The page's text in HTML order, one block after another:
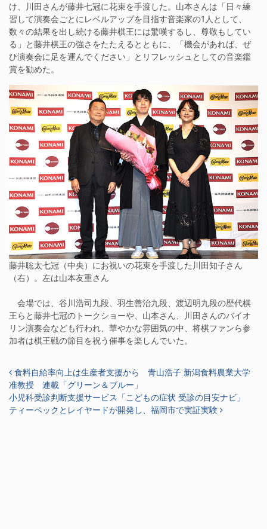
け、川田さんが藤井七冠に花束を手渡した。山本さんは「日々練
習して演奏会ごとにレベルアップを目指す音楽家の1人として、
数々の結果を出し続ける藤井棋王には驚嘆するし、尊敬もしてい
る」と藤井棋王の強さをたたえるとともに、「機会があれば、ぜ
ひ演奏会に足を運んでください」とリフレッシュとしての音楽鑑
賞を勧めた。
藤井聡太七冠（中央）にお祝いの花束を手渡した川田知子さん
（右）。左は山本友重さん
会場では、谷川浩司九段、羽生善治九段、渡辺明九段の歴代棋
王らと藤井七冠のトークショーや、山本さん、川田さんのバイオ
リン演奏会なども行われ、華やかな雰囲気の中、将棋ファンら参
加者は棋王戦の節目を祝う催事を楽しんでいた。
投稿ナビゲーション
食料自給率向上は生産者支援から 青山浩子 新潟食料農業大学
准教授 連載「グリーン＆ブルー」
小児科受診判断支援サービス「こどもの症状 受診の目安ナビ」
ティーペックとレイヤードが開発し、福岡市で実証実験